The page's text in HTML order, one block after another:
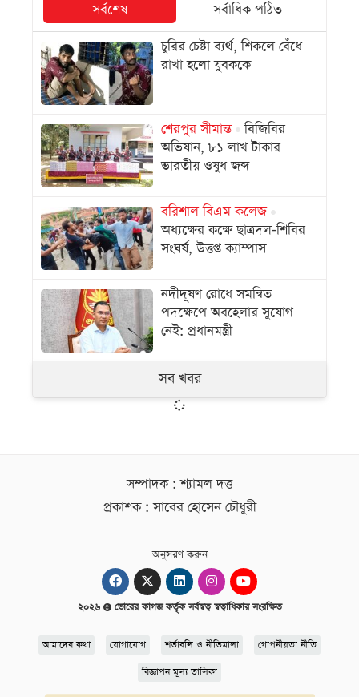
সর্বশেষ
সর্বাধিক পঠিত
চুরির চেষ্টা ব্যর্থ, শিকলে বেঁধে
রাখা হলো যুবককে
শেরপুর সীমান্ত
বিজিবির
অভিযান, ৮১ লাখ টাকার
ভারতীয় ওষুধ জব্দ
বরিশাল বিএম কলেজ
অধ্যক্ষের কক্ষে ছাত্রদল-শিবির
সংঘর্ষ, উত্তপ্ত ক্যাম্পাস
নদীদূষণ রোধে সমন্বিত
পদক্ষেপে অবহেলার সুযোগ
নেই: প্রধানমন্ত্রী
সব খবর
সম্পাদক : শ্যামল দত্ত
প্রকাশক : সাবের হোসেন চৌধুরী
অনুসরণ করুন
২০২৬ ভোরের কাগজ কর্তৃক সর্বস্বত্ব স্বত্বাধিকার সংরক্ষিত
আমাদের কথা যোগাযোগ শর্তাবলি ও নীতিমালা গোপনীয়তা নীতি
বিজ্ঞাপন মূল্য তালিকা